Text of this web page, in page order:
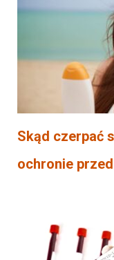
Skąd czerpać
ochronie